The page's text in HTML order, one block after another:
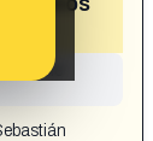
by the